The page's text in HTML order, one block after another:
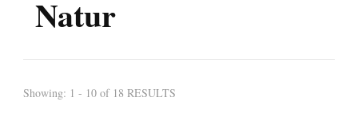
Natur
Showing: 1 - 10 of 18 RESULTS